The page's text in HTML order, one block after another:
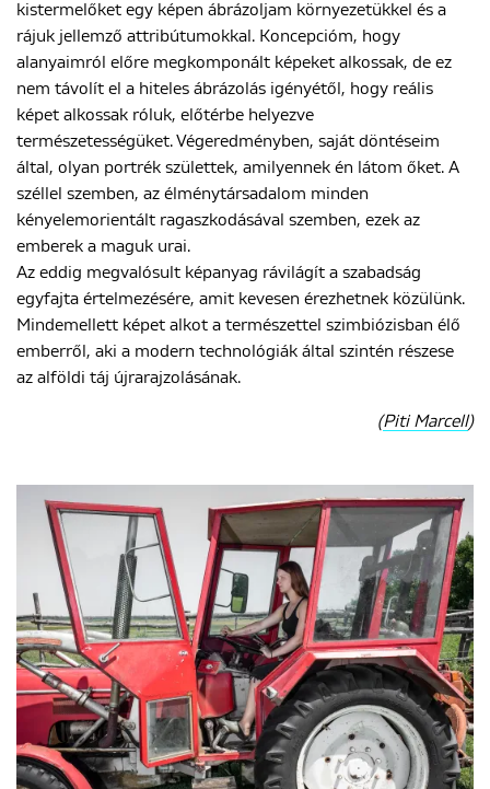
kistermelőket egy képen ábrázoljam környezetükkel és a
rájuk jellemző attribútumokkal. Koncepcióm, hogy
alanyaimról előre megkomponált képeket alkossak, de ez
nem távolít el a hiteles ábrázolás igényétől, hogy reális
képet alkossak róluk, előtérbe helyezve
természetességüket. Végeredményben, saját döntéseim
által, olyan portrék születtek, amilyennek én látom őket. A
széllel szemben, az élménytársadalom minden
kényelemorientált ragaszkodásával szemben, ezek az
emberek a maguk urai.
Az eddig megvalósult képanyag rávilágít a szabadság
egyfajta értelmezésére, amit kevesen érezhetnek közülünk.
Mindemellett képet alkot a természettel szimbiózisban élő
emberről, aki a modern technológiák által szintén részese
az alföldi táj újrarajzolásának.
(Piti Marcell)